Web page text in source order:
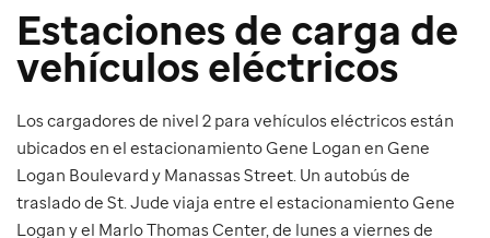
Estaciones de carga de
vehículos eléctricos
Los cargadores de nivel 2 para vehículos eléctricos están
ubicados en el estacionamiento Gene Logan en Gene
Logan Boulevard y Manassas Street. Un autobús de
traslado de St. Jude viaja entre el estacionamiento Gene
Logan y el Marlo Thomas Center, de lunes a viernes de